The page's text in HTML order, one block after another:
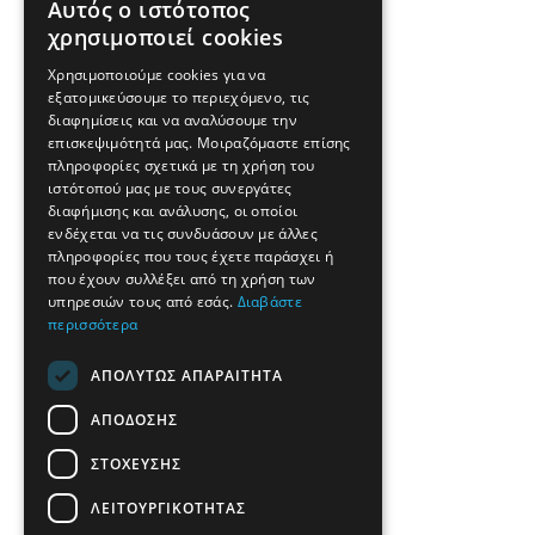
Αυτός ο ιστότοπος
χρησιμοποιεί cookies
Χρησιμοποιούμε cookies για να
εξατομικεύσουμε το περιεχόμενο, τις
διαφημίσεις και να αναλύσουμε την
επισκεψιμότητά μας. Μοιραζόμαστε επίσης
πληροφορίες σχετικά με τη χρήση του
ιστότοπού μας με τους συνεργάτες
διαφήμισης και ανάλυσης, οι οποίοι
ενδέχεται να τις συνδυάσουν με άλλες
πληροφορίες που τους έχετε παράσχει ή
που έχουν συλλέξει από τη χρήση των
υπηρεσιών τους από εσάς. Διαβάστε
περισσότερα
ΑΠΟΛΎΤΩΣ ΑΠΑΡΑΊΤΗΤΑ
ΑΠΌΔΟΣΗΣ
ΣΤΌΧΕΥΣΗΣ
ΛΕΙΤΟΥΡΓΙΚΌΤΗΤΑΣ